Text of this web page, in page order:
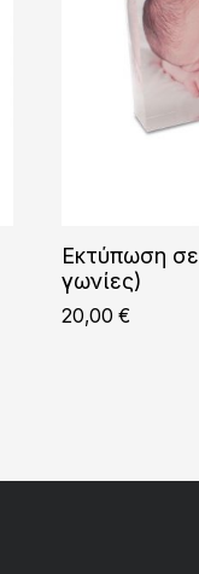
Εκτύπωση
γωνίες)
20,00 €